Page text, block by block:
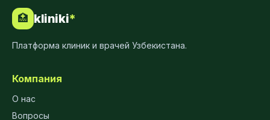
🏥 kliniki*
Платформа клиник и врачей Узбекистана.
Компания
О нас
Вопросы